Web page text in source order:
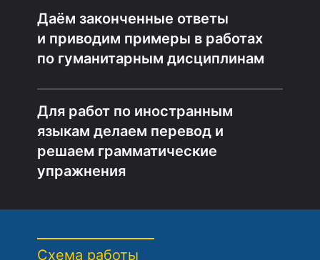
Даём законченные ответы
и приводим примеры в работах
по гуманитарным дисциплинам
Для работ по иностранным
языкам делаем перевод и
решаем грамматические
упражнения
Схема работы